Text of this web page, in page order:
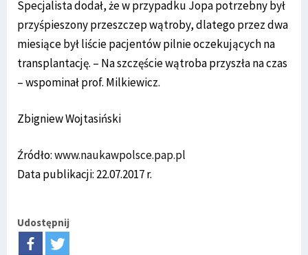
Specjalista dodał, że w przypadku Jopa potrzebny był
przyśpieszony przeszczep wątroby, dlatego przez dwa
miesiące był liście pacjentów pilnie oczekujących na
transplantację. – Na szczęście wątroba przyszła na czas
– wspominał prof. Milkiewicz.
Zbigniew Wojtasiński
Źródło:www.naukawpolsce.pap.pl
Data publikacji: 22.07.2017 r.
Udostępnij